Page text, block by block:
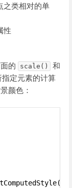
之类相对的单
性
的 scale() 和
定元素的计算
颜色：
(